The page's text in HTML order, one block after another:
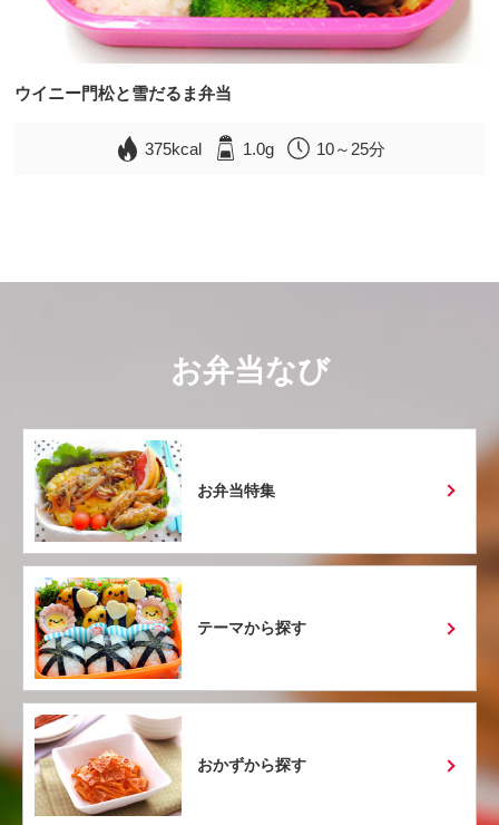
ウイニー門松と雪だるま弁当
375kcal 1.0g 10～25分
お弁当なび
お弁当特集
テーマから探す
おかずから探す